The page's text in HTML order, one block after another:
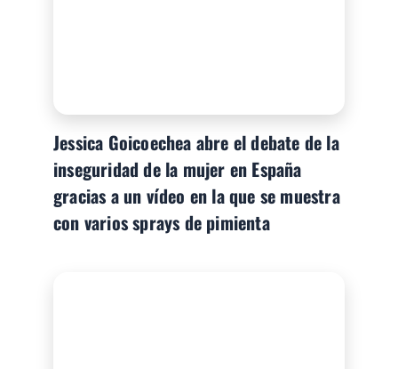
Jessica Goicoechea abre el debate de la
inseguridad de la mujer en España
gracias a un vídeo en la que se muestra
con varios sprays de pimienta